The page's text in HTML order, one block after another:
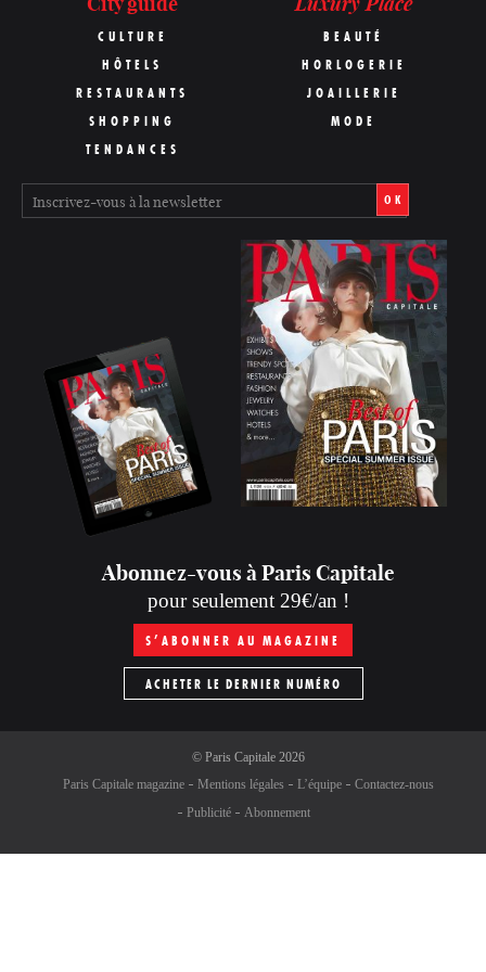
CULTURE
HÔTELS
RESTAURANTS
SHOPPING
TENDANCES
BEAUTÉ
HORLOGERIE
JOAILLERIE
MODE
OK
Abonnez-vous à Paris Capitale
pour seulement 29€/an !
S’ABONNER AU MAGAZINE
ACHETER LE DERNIER NUMÉRO
© Paris Capitale2026
Paris Capitale magazine
Mentions légales L’équipe
Contactez-nous
Publicité
Abonnement